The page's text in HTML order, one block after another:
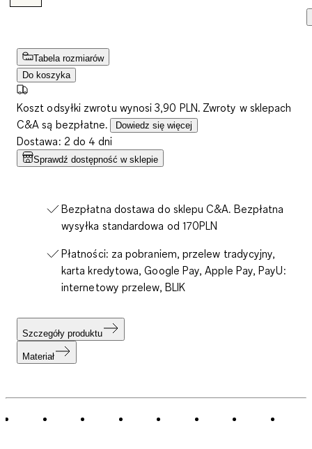
Tabela rozmiarów
Do koszyka
Koszt odsyłki zwrotu wynosi 3,90 PLN. Zwroty w sklepach
C&A są bezpłatne.
Dowiedz się więcej
Dostawa: 2 do 4 dni
Sprawdź dostępność w sklepie
Bezpłatna dostawa do sklepu C&A. Bezpłatna
wysyłka standardowa od 170PLN
Płatności: za pobraniem, przelew tradycyjny,
karta kredytowa, Google Pay, Apple Pay, PayU:
internetowy przelew, BLIK
Szczegóły produktu
Materiał